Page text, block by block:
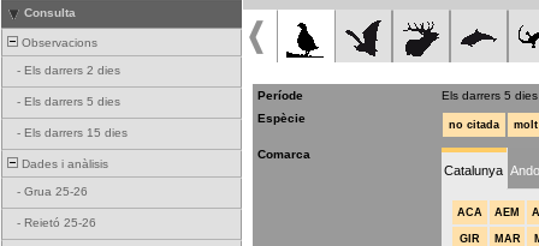
Consulta
Observacions
- Els darrers 2 dies
- Els darrers 5 dies
- Els darrers 15 dies
Dades i anàlisis
- Grua 25-26
- Reietó 25-26
Període
Els darrers 5 dies
Espècie
no citada
Comarca
Catalunya
ACA AEM
GIR MAR